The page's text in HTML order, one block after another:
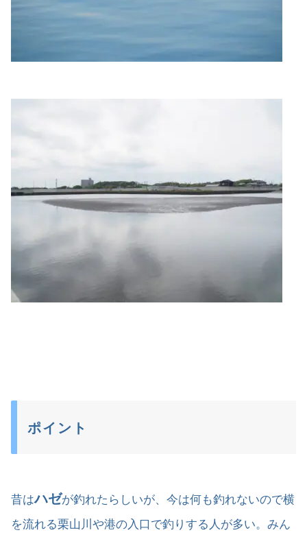
ポイント
昔はハゼが釣れたらしいが、今は何も釣れないので横
を流れる栗山川や港の入口で釣りする人が多い。みん